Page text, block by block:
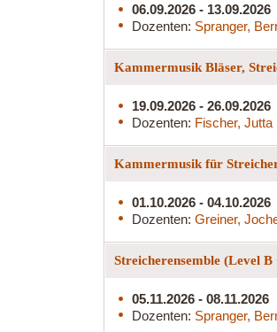
06.09.2026 - 13.09.2026
Dozenten: Spranger,
Kammermusik Bläser,
19.09.2026 - 26.09.2026
Dozenten: Fischer, Jutta
Kammermusik für
01.10.2026 - 04.10.2026
Dozenten: Greiner,
Streicherensemble (Level B
05.11.2026 - 08.11.2026
Dozenten: Spranger,